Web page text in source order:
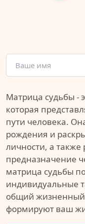
Матрица судьбы -
которая
пути человека.
рождения и
личности, а
предназначение
матрица судьбы
индивидуальные
общий жизненный
формируют ваш